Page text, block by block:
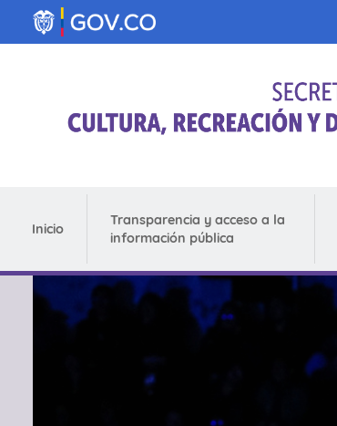
Pasar al contenido principal
Inicio
Transparencia y acceso a la
información pública